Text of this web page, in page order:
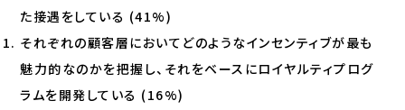
た接遇をしている (41%)
それぞれの顧客層においてどのようなインセンティブが最も
魅力的なのかを把握し、それをベースにロイヤルティプログ
ラムを開発している (16%)